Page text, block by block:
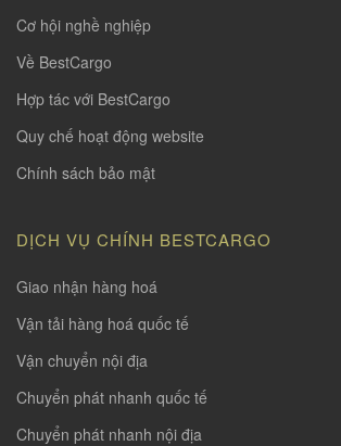
Cơ hội nghề nghiệp
Về BestCargo
Hợp tác với BestCargo
Quy chế hoạt động website
Chính sách bảo mật
DỊCH VỤ CHÍNH BESTCARGO
Giao nhận hàng hoá
Vận tải hàng hoá quốc tế
Vận chuyển nội địa
Chuyển phát nhanh quốc tế
Chuyển phát nhanh nội địa